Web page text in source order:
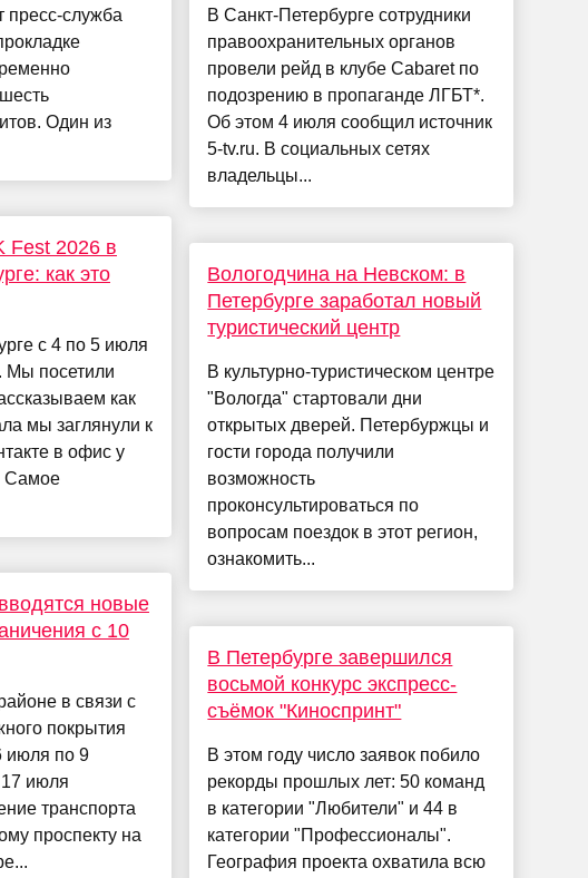
пресс-служба
Один из
Fest 2026 в
как это
с 4 по 5 июля
Мы посетили
как
мы заглянули к
в офис у
Самое
новые
с 10
в связи с
покрытия
июля по 9
17 июля
транспорта
проспекту на
В Санкт-Петербурге сотрудники
правоохранительных органов
провели рейд в клубе Cabaret по
подозрению в пропаганде ЛГБТ*.
Об этом 4 июля сообщил источник
5-tv.ru. В социальных сетях
владельцы...
Вологодчина на Невском: в
Петербурге заработал новый
туристический центр
В культурно-туристическом центре
"Вологда" стартовали дни
открытых дверей. Петербуржцы и
гости города получили
возможность
проконсультироваться по
вопросам поездок в этот регион,
ознакомить...
В Петербурге завершился
восьмой конкурс экспресс-
съёмок "Киноспринт"
В этом году число заявок побило
рекорды прошлых лет: 50 команд
в категории "Любители" и 44 в
категории "Профессионалы".
География проекта охватила всю